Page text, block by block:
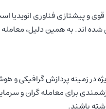
و پیشتازی فناوری انویدیا
اند. به همین دلیل، معامله
در زمینه پردازش گرافیکی و
برای معامله گران و
باشند.